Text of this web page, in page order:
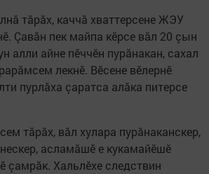
тăрăх, каччă хваттерсене ЖЭУ
Çавăн пек майпа кӗрсе вăл 20 çын
алли айне пӗччӗн пурăнакан, сахал
лекнӗ. Вӗсене вӗлернӗ
пурлăха çаратса алăка питерсе
тăрăх, вăл хулара пурăнаканскер,
асламăшӗ е кукамайӗшӗ
çамрăк. Хальлӗхе следствин